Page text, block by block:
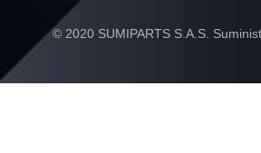
© 2020 SUMIPARTS S.A.S.